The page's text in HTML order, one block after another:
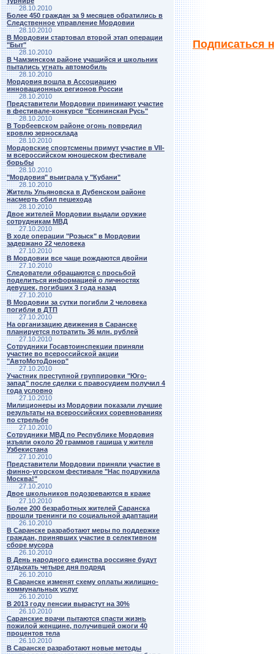
28.10.2010
Более 450 граждан за 9 месяцев обратились в
Следственное управление Мордовии
28.10.2010
В Мордовии стартовал второй этап операции
"Быт"
28.10.2010
В Чамзинском районе учащийся и школьник
пытались угнать автомобиль
28.10.2010
Мордовия вошла в Ассоциацию
инновационных регионов России
28.10.2010
Представители Мордовии принимают участие
в фестивале-конкурсе "Есенинская Русь"
28.10.2010
В Торбеевском районе огонь повредил
кровлю зерносклада
28.10.2010
Мордовские спортсмены примут участие в VII-
м всероссийском юношеском фестивале
борьбы
28.10.2010
"Мордовия" выиграла у "Кубани"
28.10.2010
Житель Ульяновска в Дубенском районе
насмерть сбил пешехода
28.10.2010
Двое жителей Мордовии выдали оружие
сотрудникам МВД
27.10.2010
В ходе операции "Розыск" в Мордовии
задержано 22 человека
27.10.2010
В Мордовии все чаще рождаются двойни
27.10.2010
Следователи обращаются с просьбой
поделиться информацией о личностях
девушек, погибших 3 года назад
27.10.2010
В Мордовии за сутки погибли 2 человека
погибли в ДТП
27.10.2010
На организацию движения в Саранске
планируется потратить 36 млн. рублей
27.10.2010
Сотрудники Госавтоинспекции приняли
участие во всероссийской акции
"АвтоМотоДонор"
27.10.2010
Участник преступной группировки "Юго-
запад" после сделки с правосудием получил 4
года условно
27.10.2010
Милиционеры из Мордовии показали лучшие
результаты на всероссийских соревнованиях
по стрельбе
27.10.2010
Сотрудники МВД по Республике Мордовия
изъяли около 20 граммов гашиша у жителя
Узбекистана
27.10.2010
Представители Мордовии приняли участие в
финно-угорском фестивале "Нас подружила
Москва!"
27.10.2010
Двое школьников подозреваются в краже
27.10.2010
Более 200 безработных жителей Саранска
прошли тренинги по социальной адаптации
26.10.2010
В Саранске разработают меры по поддержке
граждан, принявших участие в селективном
сборе мусора
26.10.2010
В День народного единства россияне будут
отдыхать четыре дня подряд
26.10.2010
В Саранске изменят схему оплаты жилищно-
коммунальных услуг
26.10.2010
В 2013 году пенсии вырастут на 30%
26.10.2010
Саранские врачи пытаются спасти жизнь
пожилой женщине, получившей ожоги 40
процентов тела
26.10.2010
В Саранске разработают новые методы
Подписаться